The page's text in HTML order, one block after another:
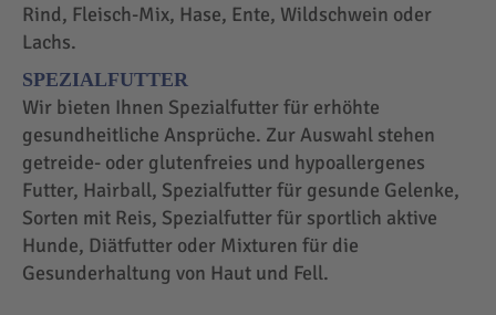
Rind, Fleisch-Mix, Hase, Ente, Wildschwein oder
Lachs.
SPEZIALFUTTER
Wir bieten Ihnen Spezialfutter für erhöhte
gesundheitliche Ansprüche. Zur Auswahl stehen
getreide- oder glutenfreies und hypoallergenes
Futter, Hairball, Spezialfutter für gesunde Gelenke,
Sorten mit Reis, Spezialfutter für sportlich aktive
Hunde, Diätfutter oder Mixturen für die
Gesunderhaltung von Haut und Fell.